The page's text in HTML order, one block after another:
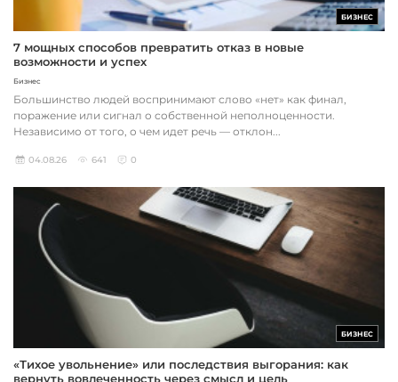
БИЗНЕС
7 мощных способов превратить отказ в новые
возможности и успех
Бизнес
Большинство людей воспринимают слово «нет» как финал,
поражение или сигнал о собственной неполноценности.
Независимо от того, о чем идет речь — отклон...
04.08.26 641 0
БИЗНЕС
«Тихое увольнение» или последствия выгорания: как
вернуть вовлеченность через смысл и цель